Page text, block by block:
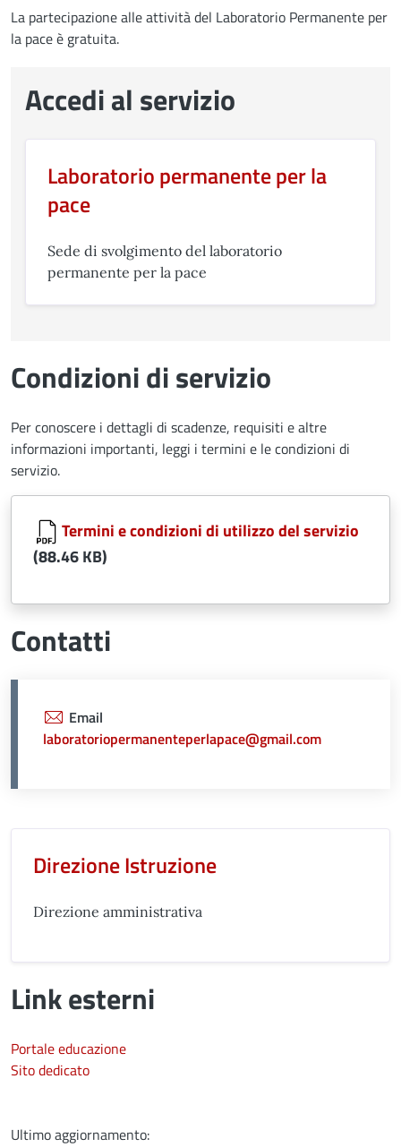
La partecipazione alle attività del Laboratorio Permanente per
la pace è gratuita.
Accedi al servizio
Laboratorio permanente per la
pace
Sede di svolgimento del laboratorio
permanente per la pace
Condizioni di servizio
Per conoscere i dettagli di scadenze, requisiti e altre
informazioni importanti, leggi i termini e le condizioni di
servizio.
Document
Termini e condizioni di utilizzo del servizio
(88.46 KB)
Contatti
Email
laboratoriopermanenteperlapace@gmail.com
Direzione Istruzione
Direzione amministrativa
Link esterni
Portale educazione
Sito dedicato
Ultimo aggiornamento: